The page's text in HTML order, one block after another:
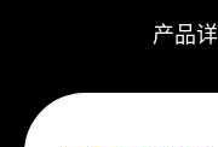
产品